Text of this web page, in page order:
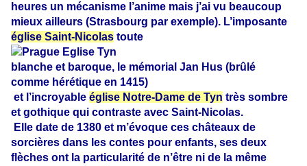
heures un mécanisme l’anime mais j’ai vu beaucoup
mieux ailleurs (Strasbourg par exemple). L’imposante
église Saint-Nicolas toute
blanche et baroque, le mémorial Jan Hus (brûlé
comme hérétique en 1415)
et l’incroyable église Notre-Dame de Tyn très sombre
et gothique qui contraste avec Saint-Nicolas.
Elle date de 1380 et m’évoque ces châteaux de
sorcières dans les contes pour enfants, ses deux
flèches ont la particularité de n’être ni de la même